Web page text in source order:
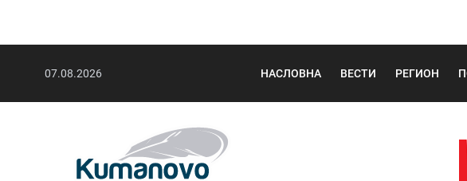
07.08.2026 НАСЛОВНА ВЕСТИ РЕГИОН